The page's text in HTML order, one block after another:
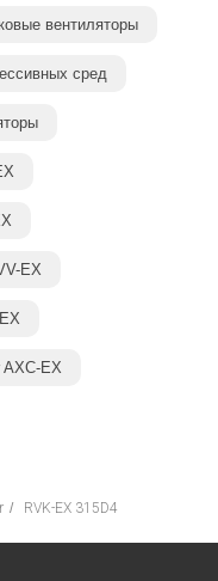
вентиляторы
сред
EX
EX
/ RVK-EX 315D4